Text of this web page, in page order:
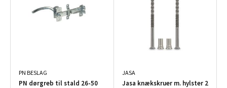
PN BESLAG
PN dørgreb til stald 26-50
JASA
Jasa knækskruer m. hylster 2